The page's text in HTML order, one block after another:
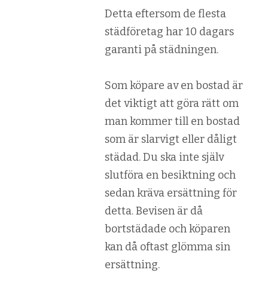
Detta eftersom de flesta
städföretag har 10 dagars
garanti på städningen.
Som köpare av en bostad är
det viktigt att göra rätt om
man kommer till en bostad
som är slarvigt eller dåligt
städad. Du ska inte själv
slutföra en besiktning och
sedan kräva ersättning för
detta. Bevisen är då
bortstädade och köparen
kan då oftast glömma sin
ersättning.